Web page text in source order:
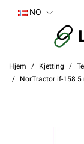
NO
Hjem Kjetting
NorTractor if-158